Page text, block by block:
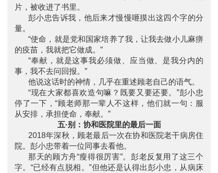
片，被收进了书里。
彭小忠告诉我，他后来才慢慢咂摸出这四个字的分
量。
“使命，就是党和国家培养了我，让我去做小儿麻痹
的疫苗，我就把它做成。”
“奉献，就是这事我必须做、应当做、是我分内的
事，我不去问回报。”
他说这话时的神情，几乎在重述顾老自己的语气。
“现在大家都喜欢造句嘛？既要又要还要。”彭小忠
停了一下，“顾老师那一辈人不这样，他们就一句：服
从安排，承担使命，奉献。”
五·别：协和医院里的最后一面
2018年深秋，顾老最后一次在协和医院老干病房住
院。彭小忠带着一位同事去看他。
那天的顾方舟“瘦得很厉害”。彭老反复用了这三个
字。“已经有点脱相。”但他还是认得出彭小忠，从病床